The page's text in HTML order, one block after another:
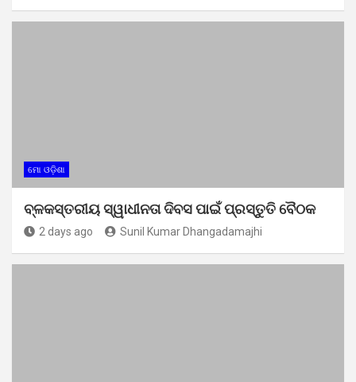
ମୋ ଓଡ଼ିଶା
ବ୍ଳକସ୍ତରୀୟ ସ୍ୱାଧୀନତା ଦିବସ ପାଇଁ ପ୍ରସ୍ତୁତି ବୈଠକ
2 days ago Sunil Kumar Dhangadamajhi